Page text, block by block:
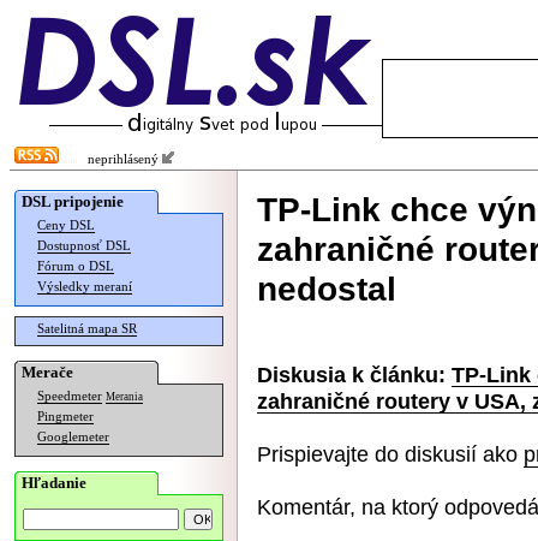
neprihlásený
DSL pripojenie
Ceny DSL
Dostupnosť DSL
Fórum o DSL
Výsledky meraní
Satelitná mapa SR
Merače
Speedmeter Merania
Pingmeter
Googlemeter
Hľadanie
TP-Link chce
zahraničné
nedostal
Diskusia k článku: TP-Link
zahraničné routery v USA,
Prispievajte do diskusií ako
Komentár, na ktorý